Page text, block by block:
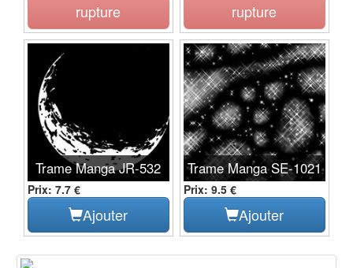
rupture rupture
Trame Manga JR-532
Prix: 7.7 €
Ajouter
Trame Manga SE-1021
Prix: 9.5 €
Ajouter